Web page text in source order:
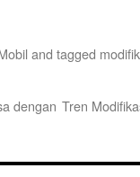
and tagged
dengan Tren